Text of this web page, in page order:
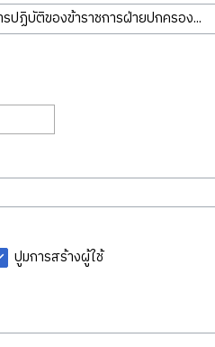
ปูมการสร้างผู้ใช้